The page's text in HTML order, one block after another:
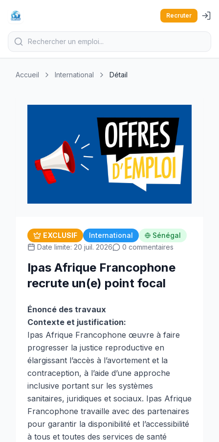
Recruter
Accueil International Détail
EXCLUSIF International
Sénégal
Date limite: 20 juil. 2026
0 commentaires
Ipas Afrique Francophone
recrute un(e) point focal
Énoncé des travaux
Contexte et justification:
Ipas Afrique Francophone œuvre à faire
progresser la justice reproductive en
élargissant l’accès à l’avortement et la
contraception, à l’aide d’une approche
inclusive portant sur les systèmes
sanitaires, juridiques et sociaux. Ipas Afrique
Francophone travaille avec des partenaires
pour garantir la disponibilité et l’accessibilité
à tous et toutes des services de santé